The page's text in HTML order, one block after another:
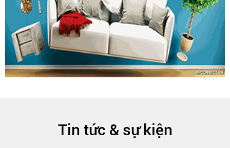
Tin tức & sự kiện